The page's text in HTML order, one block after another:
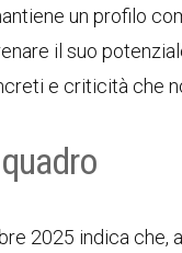
un profilo
il suo
e criticità che
2025 indica che,